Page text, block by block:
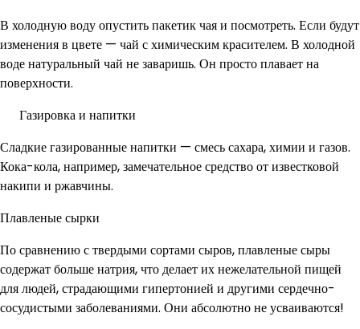
В холодную воду опустить пакетик чая и посмотреть. Если будут
изменения в цвете — чай с химическим красителем. В холодной
воде натуральный чай не заваришь. Он просто плавает на
поверхности.
Газировка и напитки
Сладкие газированные напитки — смесь сахара, химии и газов.
Кока-кола, например, замечательное средство от известковой
накипи и ржавчины.
Плавленые сырки
По сравнению с твердыми сортами сыров, плавленые сыры
содержат больше натрия, что делает их нежелательной пищей
для людей, страдающими гипертонией и другими сердечно-
сосудистыми заболеваниями. Они абсолютно не усваиваются!